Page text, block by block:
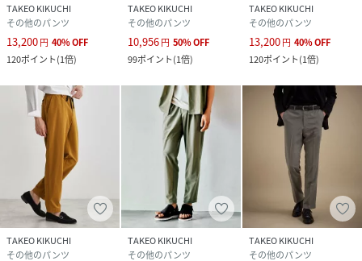
TAKEO KIKUCHI
その他のパンツ
13,200円 40%OFF
120ポイント(1倍)
TAKEO KIKUCHI
その他のパンツ
10,956円 50%OFF
99ポイント(1倍)
TAKEO KIKUCHI
その他のパンツ
13,200円 40%OFF
120ポイント(1倍)
TAKEO KIKUCHI
その他のパンツ
TAKEO KIKUCHI
その他のパンツ
TAKEO KIKUCHI
その他のパンツ